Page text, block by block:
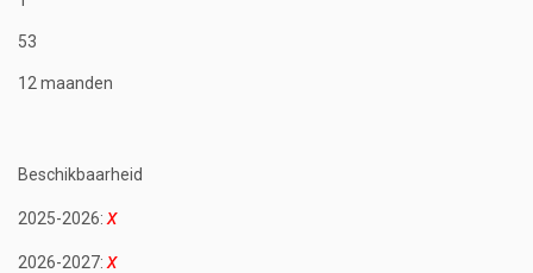
53
12 maanden
Beschikbaarheid
2025-2026:
2026-2027: